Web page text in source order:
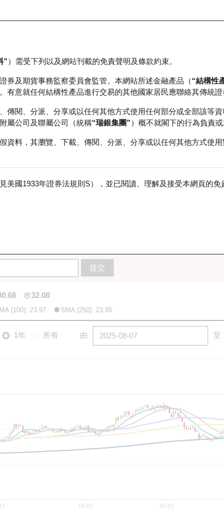
正股資料及市場統計 瑞銀輪證教室
”）需受下列以及網站刊載的免責聲明及條款約束。
券及期貨事務監察委員會監管。本網站所述金融產品（“結構性
有意就任何結構性產品進行交易的其他國家居民應聯絡其傳統
傳閱、分派、分享或以任何其他方式使用任何部分或全部該等
屬公司及聯屬公司（統稱“瑞銀集團”）概不就閣下的行為負責
資料，其瀏覽、下載、傳閱、分派、分享或以任何其他方式使
美國1933年證券法規則S），並已閱讀、理解及接受本網頁的免
提交
收32.08
(100): 23.97 SMA (250): 23.85
1年 所有 由 至
01/01 01/03